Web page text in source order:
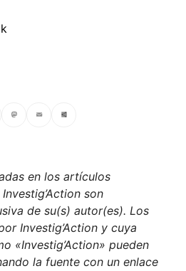
en los artículos
son
de su(s) autor(es). Los
Investig’Action y cuya
«Investig’Action» pueden
la fuente con un enlace